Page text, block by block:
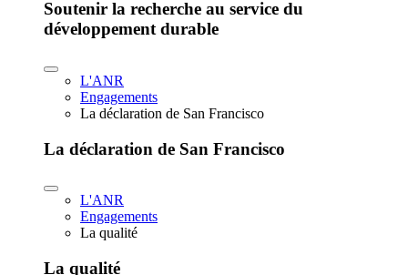
Soutenir la recherche au service du
développement durable
L'ANR
Engagements
La déclaration de San Francisco
La déclaration de San Francisco
L'ANR
Engagements
La qualité
La qualité